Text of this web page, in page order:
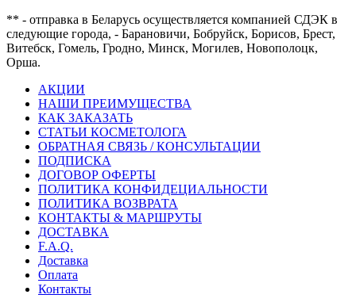
** - отправка в Беларусь осуществляется компанией СДЭК в
следующие города, - Барановичи, Бобруйск, Борисов, Брест,
Витебск, Гомель, Гродно, Минск, Могилев, Новополоцк,
Орша.
АКЦИИ
НАШИ ПРЕИМУЩЕСТВА
КАК ЗАКАЗАТЬ
СТАТЬИ КОСМЕТОЛОГА
ОБРАТНАЯ СВЯЗЬ / КОНСУЛЬТАЦИИ
ПОДПИСКА
ДОГОВОР ОФЕРТЫ
ПОЛИТИКА КОНФИДЕЦИАЛЬНОСТИ
ПОЛИТИКА ВОЗВРАТА
КОНТАКТЫ & МАРШРУТЫ
ДОСТАВКА
F.A.Q.
Доставка
Оплата
Контакты